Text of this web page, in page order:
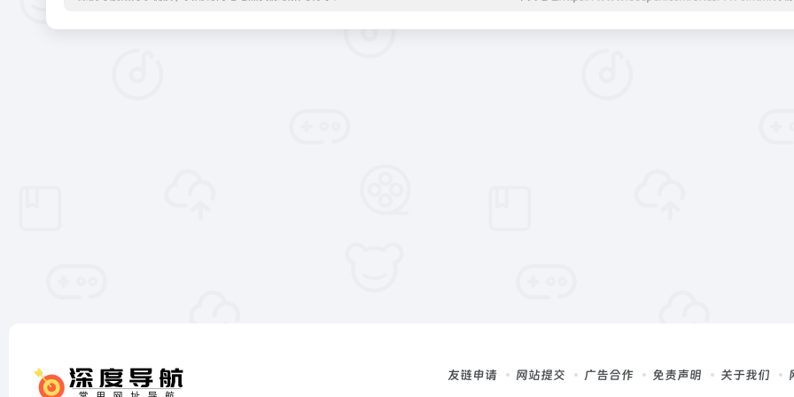
友链申请 网站提交 广告合作 免责声明 关于我们